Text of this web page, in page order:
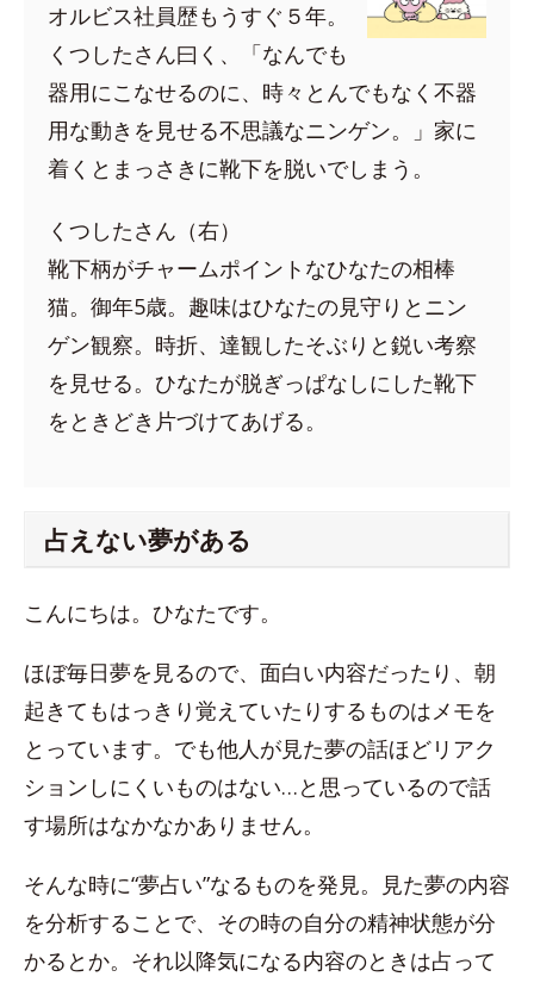
オルビス社員歴もうすぐ５年。
くつしたさん曰く、「なんでも
器用にこなせるのに、時々とんでもなく不器
用な動きを見せる不思議なニンゲン。」家に
着くとまっさきに靴下を脱いでしまう。
くつしたさん（右）
靴下柄がチャームポイントなひなたの相棒
猫。御年5歳。趣味はひなたの見守りとニン
ゲン観察。時折、達観したそぶりと鋭い考察
を見せる。ひなたが脱ぎっぱなしにした靴下
をときどき片づけてあげる。
占えない夢がある
こんにちは。ひなたです。
ほぼ毎日夢を見るので、面白い内容だったり、朝
起きてもはっきり覚えていたりするものはメモを
とっています。でも他人が見た夢の話ほどリアク
ションしにくいものはない…と思っているので話
す場所はなかなかありません。
そんな時に“夢占い”なるものを発見。見た夢の内容
を分析することで、その時の自分の精神状態が分
かるとか。それ以降気になる内容のときは占って